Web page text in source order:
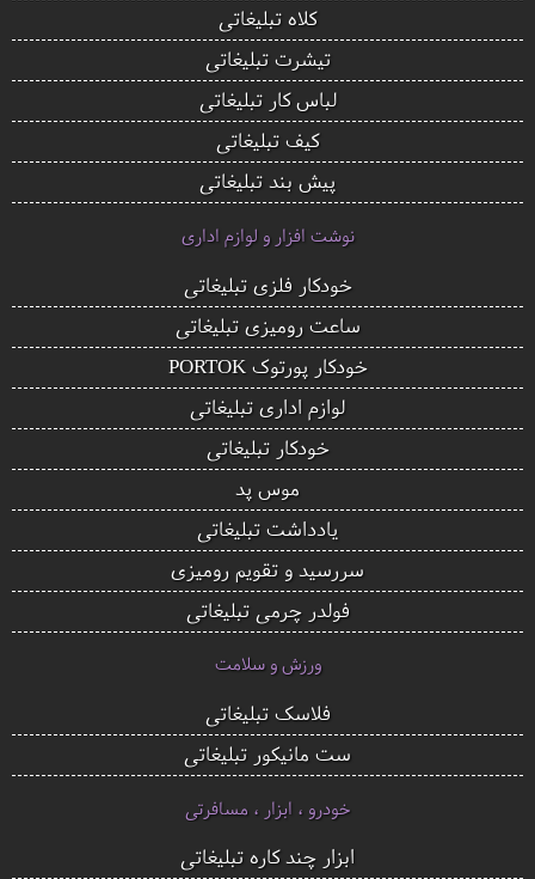
کلاه تبلیغاتی
تیشرت تبلیغاتی
لباس کار تبلیغاتی
کیف تبلیغاتی
پیش بند تبلیغاتی
نوشت افزار و لوازم اداری
خودکار فلزی تبلیغاتی
ساعت رومیزی تبلیغاتی
خودکار پورتوک PORTOK
لوازم اداری تبلیغاتی
خودکار تبلیغاتی
موس پد
یادداشت تبلیغاتی
سررسید و تقویم رومیزی
فولدر چرمی تبلیغاتی
ورزش و سلامت
فلاسک تبلیغاتی
ست مانیکور تبلیغاتی
خودرو ، ابزار ، مسافرتی
ابزار چند کاره تبلیغاتی